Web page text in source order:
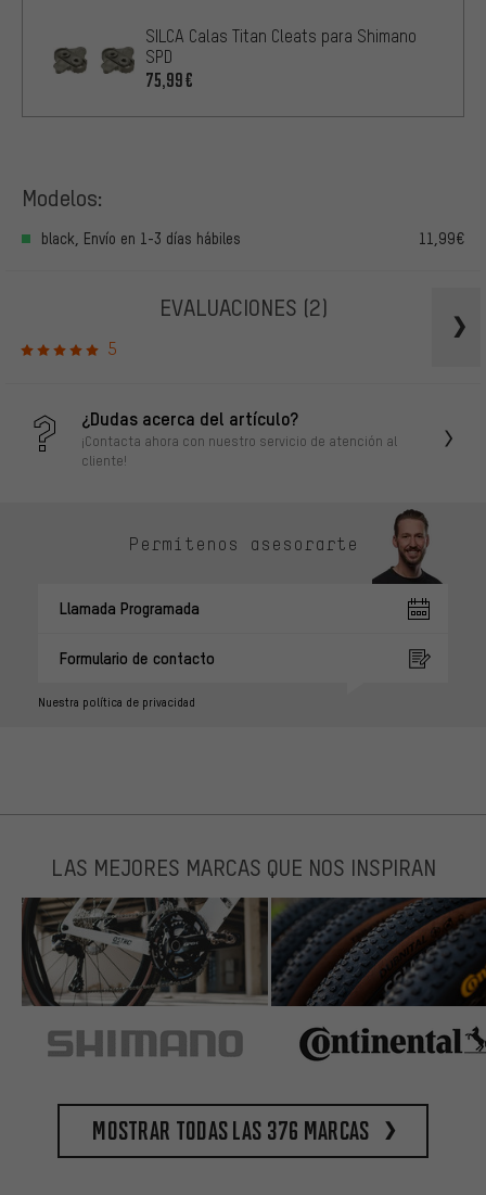
SILCA Calas Titan Cleats para Shimano
SPD
75,99€
Modelos:
black, Envío en 1-3 días hábiles 11,99€
EVALUACIONES (2)
5
¿Dudas acerca del artículo?
¡Contacta ahora con nuestro servicio de atención al
cliente!
Permítenos asesorarte
Llamada Programada
Formulario de contacto
Nuestra política de privacidad
LAS MEJORES MARCAS QUE NOS INSPIRAN
Mostrar todas las 376 marcas